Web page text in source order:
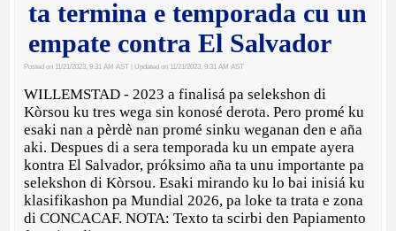
ta termina e temporada cu un
empate contra El Salvador
Posted on 11/21/2023, 9:31 AM AST | Updated on 11/21/2023, 9:31 AM AST
WILLEMSTAD - 2023 a finalisá pa selekshon di
Kòrsou ku tres wega sin konosé derota. Pero promé ku
esaki nan a pèrdè nan promé sinku weganan den e aña
aki. Despues di a sera temporada ku un empate ayera
kontra El Salvador, próksimo aña ta unu importante pa
selekshon di Kòrsou. Esaki mirando ku lo bai inisiá ku
klasifikashon pa Mundial 2026, pa loke ta trata e zona
di CONCACAF. NOTA: Texto ta scirbi den Papiamento